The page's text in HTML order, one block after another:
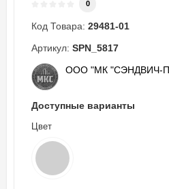
0
Код Товара: 29481-01
Артикул: SPN_5817
ООО "МК "СЭНДВИЧ-
Доступные варианты
Цвет